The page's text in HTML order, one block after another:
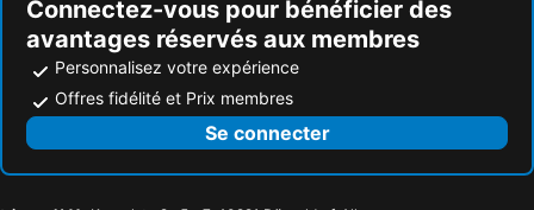
Connectez-vous pour bénéficier des
avantages réservés aux membres
Personnalisez votre expérience
Offres fidélité et Prix membres
Se connecter